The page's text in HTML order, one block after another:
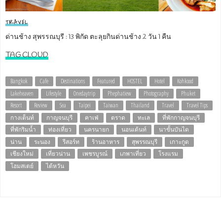
TRAVEL
ด่านช้าง สุพรรณบุรี : 13 พิกัด ตะลุยกินด่านช้าง 2 วัน 1 คืน
TAG CLOUD
Bangkok Cafe Destinations Featured HOSTEL Hotel
Kohkood
Lakeheaven
Lifestyle Onedaytrip Phephatiew Photography
Phuket
Resort
Review Sea Taipei Taiwan Thailand Travel
Travel Tips
กางเต็นท์
กาญจนบุรี คาเฟ่ ตราด ทะเล
ที่พักกาญจนบุรี
ที่พักริมน้ำ
ท่องเที่ยว นครนายก นอนเต้นท์
นาขั้นบันได
น่าน
ระนอง รีสอร์ท ร้านอาหาร สุพรรณบุรี
เกาะกูด
เชียงใหม่
เที่ยวน่าน เพชรบูรณ์ เภพาเที่ยว
โรงแรม
โฮมสเตย์
ไต้หวัน